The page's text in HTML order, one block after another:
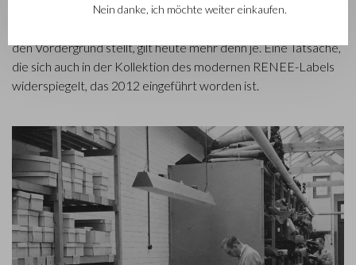
Castelijn & Beerens einen internationalen Ruf. Die
den Vordergrund stellt, gilt heute mehr denn je. Eine Tatsache,
die sich auch in der Kollektion des modernen RENEE-Labels
widerspiegelt, das 2012 eingeführt worden ist.
Nein danke, ich möchte weiter einkaufen.